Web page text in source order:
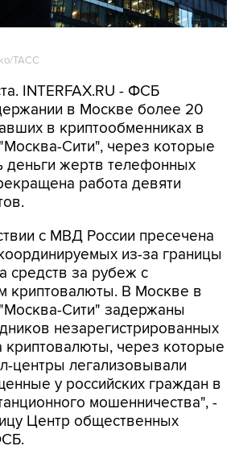
ТАСС
INTERFAX.RU - ФСБ
в Москве более 20
в криптообменниках в
Сити", через которые
деньги жертв телефонных
работа девяти
с МВД России пресечена
из-за границы
средств за рубеж с
криптовалюты. В Москве в
Сити" задержаны
незарегистрированных
криптовалюты, через которые
центры легализовывали
у российских граждан в
мошенничества", -
Центр общественных